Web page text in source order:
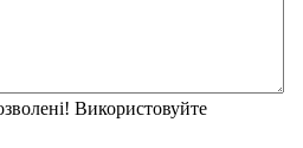
Використовуйте